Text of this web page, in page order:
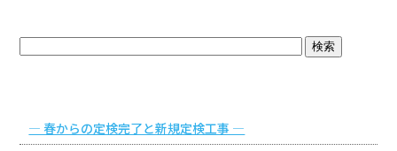
― 春からの定検完了と新規定検工事 ―